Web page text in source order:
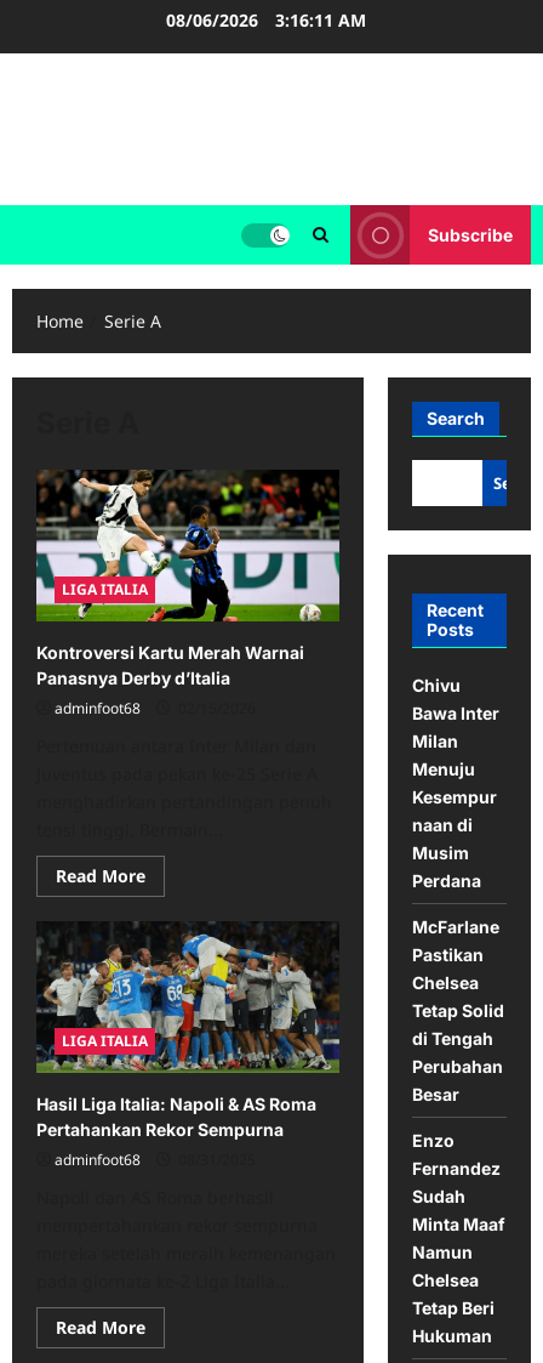
08/06/2026 3:16:11 AM
Subscribe
Home Serie A
LIGA ITALIA
Kontroversi Kartu Merah Warnai
Panasnya Derby d’Italia
adminfoot68
Read MoreRead
more
Kontroversi
Kartu
Merah
Warnai
Panasnya
Derby
d’Italia
LIGA ITALIA
Hasil Liga Italia: Napoli & AS Roma
Pertahankan Rekor Sempurna
adminfoot68
Read MoreRead
more
Search
Recent
Posts
Chivu
Bawa Inter
Milan
Menuju
Kesempur
naan di
Musim
Perdana
McFarlane
Pastikan
Chelsea
Tetap Solid
di Tengah
Perubahan
Besar
Enzo
Fernandez
Sudah
Minta Maaf
Namun
Chelsea
Tetap Beri
Hukuman